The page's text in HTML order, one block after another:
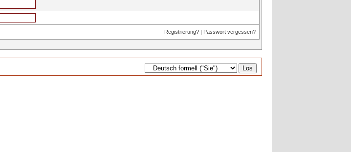
Registrierung? | Passwort vergessen?